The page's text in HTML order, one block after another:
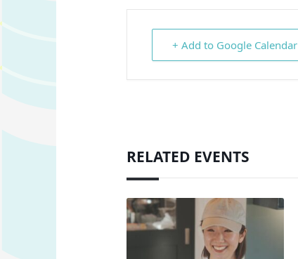
+ Add to Google Calendar
RELATED EVENTS